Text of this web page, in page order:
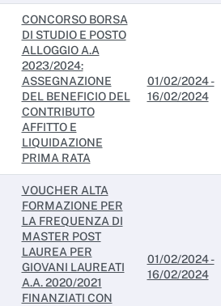
CONCORSO BORSA
DI STUDIO E POSTO
ALLOGGIO A.A
2023/2024:
ASSEGNAZIONE
DEL BENEFICIO DEL
CONTRIBUTO
AFFITTO E
LIQUIDAZIONE
PRIMA RATA
01/02/2024 -
16/02/2024
VOUCHER ALTA
FORMAZIONE PER
LA FREQUENZA DI
MASTER POST
LAUREA PER
GIOVANI LAUREATI
A.A. 2020/2021
FINANZIATI CON
01/02/2024 -
16/02/2024